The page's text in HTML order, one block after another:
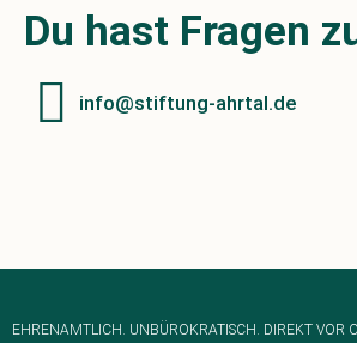
Du hast Fragen
info@stiftung-ahrtal.de
EHRENAMTLICH. UNBÜROKRATISCH. DIREKT VOR